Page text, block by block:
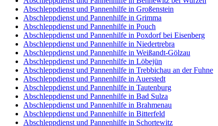
Abschleppdienst und Pannenhilfe in Großenstein
Abschleppdienst und Pannenhilfe in Grimma
Abschleppdienst und Pannenhilfe in Pouch
Abschleppdienst und Pannenhilfe in Poxdorf bei Eisenberg
Abschleppdienst und Pannenhilfe in Niedertrebra
Abschleppdienst und Pannenhilfe in Weißandt-Gölzau
Abschleppdienst und Pannenhilfe in Löbejün
Abschleppdienst und Pannenhilfe in Trebbichau an der Fuhne
Abschleppdienst und Pannenhilfe in Auerstedt
Abschleppdienst und Pannenhilfe in Tautenburg
Abschleppdienst und Pannenhilfe in Bad Sulza
Abschleppdienst und Pannenhilfe in Brahmenau
Abschleppdienst und Pannenhilfe in Bitterfeld
Abschleppdienst und Pannenhilfe in Schortewitz